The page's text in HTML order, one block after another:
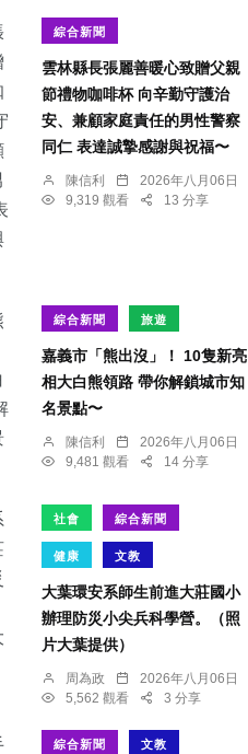
綜合新聞
雲林縣長張麗善暖心致贈父親
節禮物咖啡杯 向辛勤守護治
安、兼顧家庭責任的男性警察
同仁 表達誠摯感謝與祝福〜
陳信利
2026年八月06日
9,319 觀看
13 分享
綜合新聞 旅遊
嘉義市「熊出沒」！ 10隻新亮
相大白熊領路 帶你解鎖城市知
名景點〜
陳信利
2026年八月06日
9,481 觀看
14 分享
社會 綜合新聞
健康 文教
大葉環安系師生前進大莊國小
辦理防災小尖兵科學營。（照
片大葉提供）
周為政
2026年八月06日
5,562 觀看
3 分享
綜合新聞 文教